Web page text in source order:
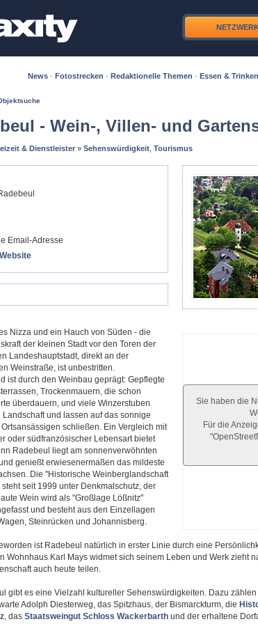
News · Fotostrecken · Redaktionelle Themen · Essen & Trinken
- Wein-, Villen- und
& Dienstleister » Sehenswürdigkeit Tourismus
Sie haben die
Für die
Email-Adresse
Nizza und ein Hauch von Süden - die
der kleinen Stadt vor den Toren der
Landeshauptstadt, direkt an der
Weinstraße, ist unbestritten.
ist durch den Weinbau geprägt: Gepflegte
Trockenmauern, die schon
überdauern, und viele Winzerstuben
Landschaft und lassen auf das sonnige
schließen. Ein Vergleich mit
oder südfranzösischer Lebensart bietet
Radebeul liegt am sonnenverwöhnten
genießt erwiesenermaßen das mildeste
Die "Historische Weinberglandschaft
steht seit 1999 unter Denkmalschutz, der
Wein wird als "Großlage Lößnitz"
und besteht aus den Einzellagen
Steinrücken und Johannisberg.
ist Radebeul natürlich in erster Linie durch eine
Wohnhaus Karl Mays widmet sich seinem Leben und Werk zieht
auch heute teilen.
gibt es eine Vielzahl kultureller Sehenswürdigkeiten. Dazu zählen
Adolph Diesterweg, das Spitzhaus, der Bismarckturm, die
, das Staatsweingut Schloss Wackerbarth und der erhaltene